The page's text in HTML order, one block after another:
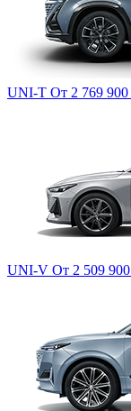
UNI-T От 2 769 900
UNI-V От 2 509 900